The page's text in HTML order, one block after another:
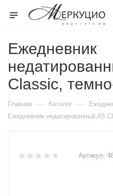
Ежедневник
Classic,
Главная — Каталог —
Ежедневник недатированный А5
Артикул: